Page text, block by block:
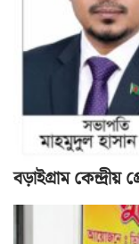
বড়াইগ্রাম কেন্দ্রীয়